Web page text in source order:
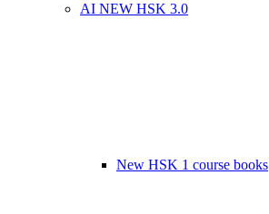
AI NEW HSK 3.0
New HSK 1 course books